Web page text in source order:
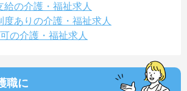
の介護・福祉求人
ありの介護・福祉求人
の介護・福祉求人
職に